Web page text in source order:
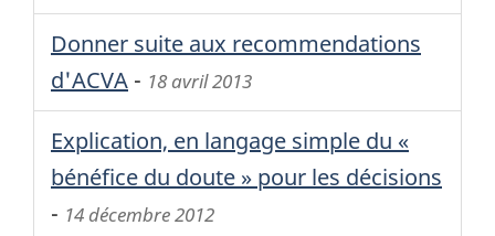
Donner suite aux recommendations
d'ACVA - 18 avril 2013
Explication, en langage simple du «
bénéfice du doute » pour les décisions
- 14 décembre 2012